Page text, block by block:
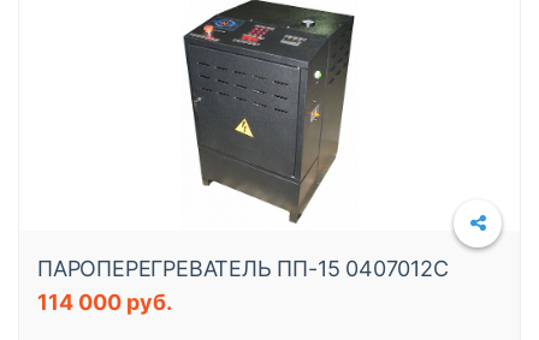
ПАРОПЕРЕГРЕВАТЕЛЬ ПП-15 0407012C
114 000 руб.